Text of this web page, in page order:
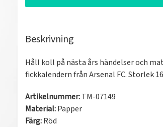
Beskrivning
Håll koll på nästa års händelser och
fickkalendern från Arsenal FC. Storlek
Artikelnummer:TM-07149
Material:Papper
Färg:Röd